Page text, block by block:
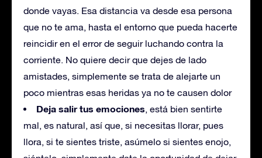
donde vayas. Esa distancia va desde esa persona
que no te ama, hasta el entorno que pueda hacerte
reincidir en el error de seguir luchando contra la
corriente. No quiere decir que dejes de lado
amistades, simplemente se trata de alejarte un
poco mientras esas heridas ya no te causen dolor
Deja salir tus emociones, está bien sentirte
mal, es natural, así que, si necesitas llorar, pues
llora, si te sientes triste, asúmelo si sientes enojo,